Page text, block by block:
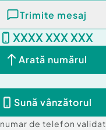
Trimite mesaj
XXXX XXX XXX
Arată numărul
Sună vânzătorul
numar de telefon validat